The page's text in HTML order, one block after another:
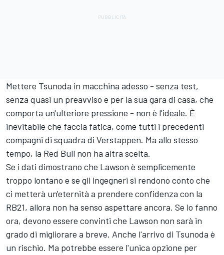
Mettere Tsunoda in macchina adesso - senza test,
senza quasi un preavviso e per la sua gara di casa, che
comporta un'ulteriore pressione - non è l'ideale. È
inevitabile che faccia fatica, come tutti i precedenti
compagni di squadra di Verstappen. Ma allo stesso
tempo, la Red Bull non ha altra scelta.
Se i dati dimostrano che Lawson è semplicemente
troppo lontano e se gli ingegneri si rendono conto che
ci metterà un'eternità a prendere confidenza con la
RB21, allora non ha senso aspettare ancora. Se lo fanno
ora, devono essere convinti che Lawson non sarà in
grado di migliorare a breve. Anche l'arrivo di Tsunoda è
un rischio. Ma potrebbe essere l'unica opzione per